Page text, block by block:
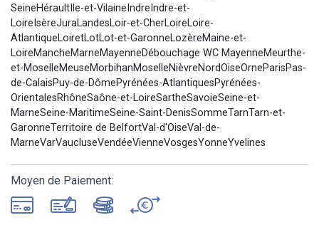
SeineHéraultIle-et-VilaineIndreIndre-et-
LoireIsèreJuraLandesLoir-et-CherLoireLoire-
AtlantiqueLoiretLotLot-et-GaronneLozèreMaine-et-
LoireMancheMarneMayenneDébouchage WC MayenneMeurthe-
et-MoselleMeuseMorbihanMoselleNièvreNordOiseOrneParisPas-
de-CalaisPuy-de-DômePyrénées-AtlantiquesPyrénées-
OrientalesRhôneSaône-et-LoireSartheSavoieSeine-et-
MarneSeine-MaritimeSeine-Saint-DenisSommeTarnTarn-et-
GaronneTerritoire de BelfortVal-d'OiseVal-de-
MarneVarVaucluseVendéeVienneVosgesYonneYvelines
Moyen de Paiement: